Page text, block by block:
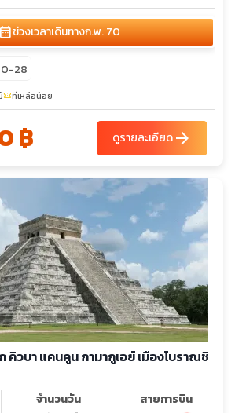
ช่วงเวลาเดินทางก.พ. 70
28
confirmation_numberที่เหลือน้อย
฿ ดูรายละเอียดarrow_forward
คิวบา แคนคูน กามากูเอย์ เมืองโบราณชิ
จำนวนวัน
สายการบิน